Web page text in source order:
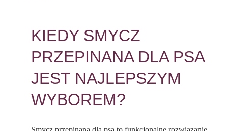
KIEDY SMYCZ
PRZEPINANA DLA PSA
JEST NAJLEPSZYM
WYBOREM?